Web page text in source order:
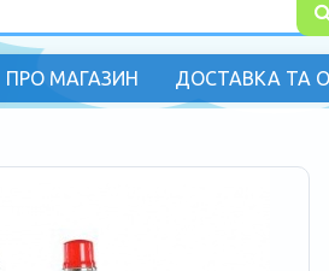
ПРО МАГАЗИН ДОСТАВКА ТА